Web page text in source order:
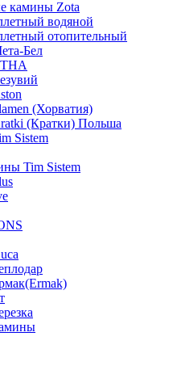
камины Zota
водяной
отопительный
Бел
(Хорватия)
(Кратки) Польша
Sistem
Tim Sistem